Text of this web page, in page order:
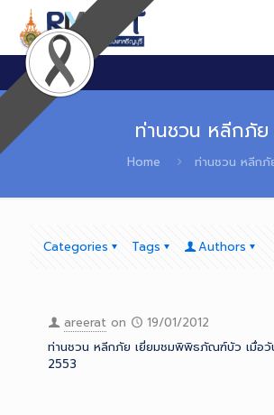
ท่านชวน หลีกภัย
Home ท่านชวน หลีกภั
Categories Tags Authors
areerat on
19/01/2012
ท่านชวน หลีกภัย เยี่ยมชมพิพิธภัณฑ์บัว เมื่อ
2553